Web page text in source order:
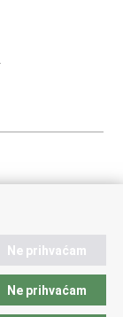
Ne prihvaćam
Ne prihvaćam